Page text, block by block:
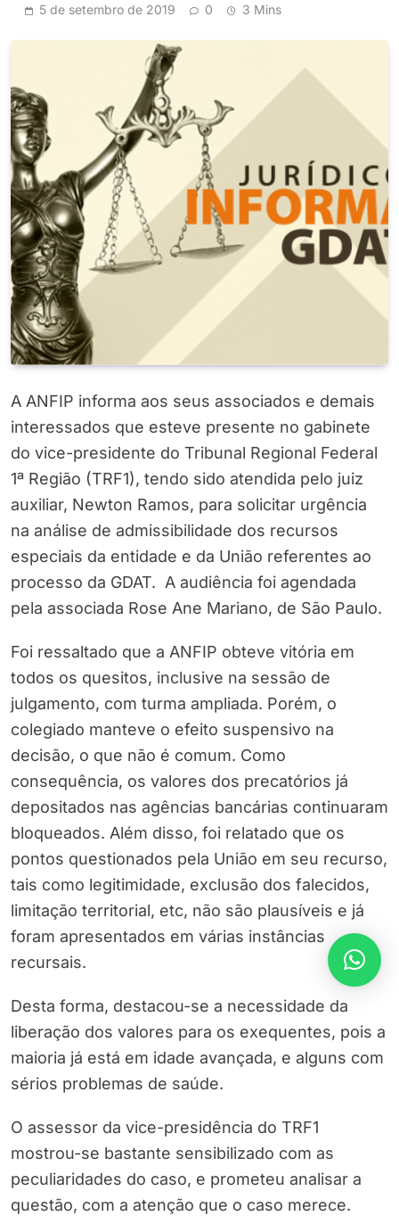
5 de setembro de 2019 0 3 Mins
A ANFIP informa aos seus associados e demais
interessados que esteve presente no gabinete
do vice-presidente do Tribunal Regional Federal
1ª Região (TRF1), tendo sido atendida pelo juiz
auxiliar, Newton Ramos, para solicitar urgência
na análise de admissibilidade dos recursos
especiais da entidade e da União referentes ao
processo da GDAT. A audiência foi agendada
pela associada Rose Ane Mariano, de São Paulo.
Foi ressaltado que a ANFIP obteve vitória em
todos os quesitos, inclusive na sessão de
julgamento, com turma ampliada. Porém, o
colegiado manteve o efeito suspensivo na
decisão, o que não é comum. Como
consequência, os valores dos precatórios já
depositados nas agências bancárias continuaram
bloqueados. Além disso, foi relatado que os
pontos questionados pela União em seu recurso,
tais como legitimidade, exclusão dos falecidos,
limitação territorial, etc, não são plausíveis e já
foram apresentados em várias instâncias
recursais.
Desta forma, destacou-se a necessidade da
liberação dos valores para os exequentes, pois a
maioria já está em idade avançada, e alguns com
sérios problemas de saúde.
O assessor da vice-presidência do TRF1
mostrou-se bastante sensibilizado com as
peculiaridades do caso, e prometeu analisar a
questão, com a atenção que o caso merece.